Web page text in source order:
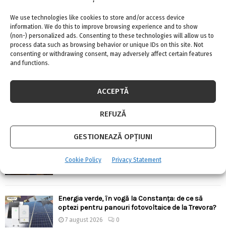
We use technologies like cookies to store and/or access device
information. We do this to improve browsing experience and to show
(non-) personalized ads. Consenting to these technologies will allow us to
process data such as browsing behavior or unique IDs on this site. Not
consenting or withdrawing consent, may adversely affect certain features
and functions.
ACCEPTĂ
REFUZĂ
GESTIONEAZĂ OPȚIUNI
Cookie Policy Privacy Statement
Confort termic pe timpul verii cu soluțiile de
climatizare de la Casa Instalatorului
7 august 2026 0
Top 5 meserii în domeniul construcțiilor
7 august 2026 0
Energia verde, în vogă la Constanța: de ce să
optezi pentru panouri fotovoltaice de la Trevora?
7 august 2026 0